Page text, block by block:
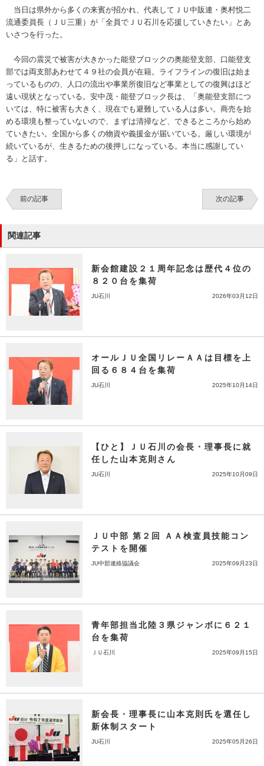
当日は県外から多くの来賓が招かれ、代表してＪＵ中販連・奥村悦二
流通委員長（ＪＵ三重）が「全員でＪＵ石川を応援していきたい」とあ
いさつを行った。
今回の震災で被害が大きかった能登ブロックの奥能登支部、口能登支
部では両支部あわせて４９社の会員が在籍。ライフラインの復旧は始ま
っているものの、人口の流出や事業所復旧など事業としての復興はほど
遠い現状となっている。安中茂・能登ブロック長は、「奥能登支部につ
いては、特に被害も大きく、現在でも避難している人は多い。商売を始
める環境も整っていないので、まずは清掃など、できるところから始め
ていきたい。全国から多くの物資や義援金が届いている。厳しい環境が
続いているが、生きるための後押しになっている。本当に感謝してい
る」と話す。
前の記事 次の記事
関連記事
新会館建設２１周年記念は歴代４位の
８２０台を集荷
JU石川 2026年03月12日
オールＪＵ全国リレーＡＡは目標を上
回る６８４台を集荷
JU石川 2025年10月14日
【ひと】ＪＵ石川の会長・理事長に就
任した山本克則さん
JU石川 2025年10月09日
ＪＵ中部 第２回 ＡＡ検査員技能コン
テストを開催
JU中部連絡協議会 2025年09月23日
青年部担当北陸３県ジャンボに６２１
台を集荷
ＪＵ石川 2025年09月15日
新会長・理事長に山本克則氏を選任し
新体制スタート
JU石川 2025年05月26日